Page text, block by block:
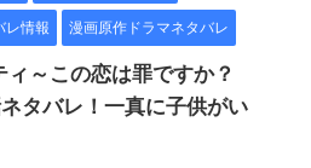
レ情報 漫画原作ドラマネタバレ
ィ～この恋は罪ですか？
タバレ！一真に子供がい